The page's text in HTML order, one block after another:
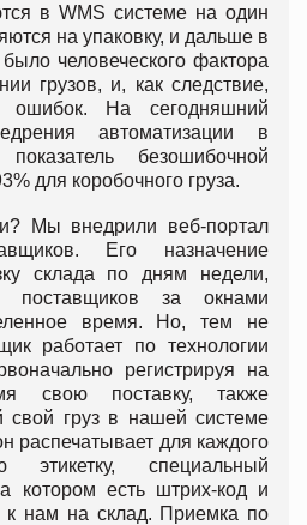
в WMS системе на один
на упаковку, и дальше в
человеческого фактора
грузов, и, как следствие,
На сегодняшний
автоматизации в
безошибочной
для коробочного груза.
Мы внедрили веб-портал
Его назначение
склада по дням недели,
поставщиков за окнами
время. Но, тем не
работает по технологии
регистрируя на
свою поставку, также
свой груз в нашей системе
распечатывает для каждого
этикетку, специальный
котором есть штрих-код и
к нам на склад. Приемка по